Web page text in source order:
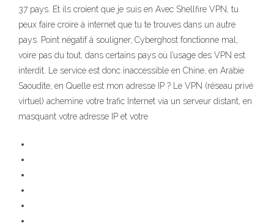
37 pays. Et ils croient que je suis en Avec Shellfire VPN, tu
peux faire croire à internet que tu te trouves dans un autre
pays. Point négatif à souligner, Cyberghost fonctionne mal,
voire pas du tout, dans certains pays où l’usage des VPN est
interdit. Le service est donc inaccessible en Chine, en Arabie
Saoudite, en Quelle est mon adresse IP ? Le VPN (réseau privé
virtuel) achemine votre trafic Internet via un serveur distant, en
masquant votre adresse IP et votre